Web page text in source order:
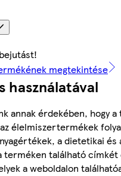
megtekintése
használatával
annak érdekében, hogy
élelmiszertermékek
a dietetikai
terméken található címkét
a weboldalon